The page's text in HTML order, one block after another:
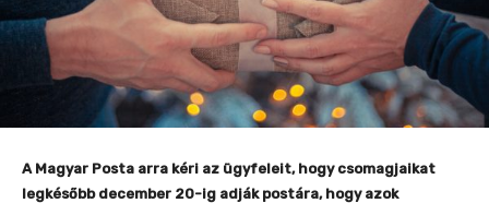
A Magyar Posta arra kéri az ügyfeleit, hogy csomagjaikat
legkésőbb december 20-ig adják postára, hogy azok